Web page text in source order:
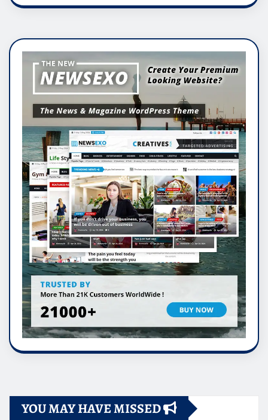
YOU MAY HAVE MISSED